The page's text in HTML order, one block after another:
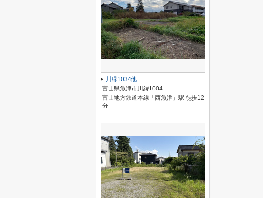
川縁1034他
富山県魚津市川縁1004
富山地方鉄道本線「西魚津」駅 徒歩12
分
-